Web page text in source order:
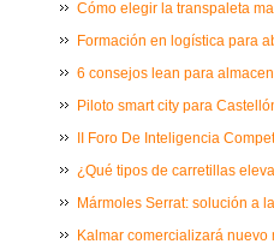
Cómo elegir la transpaleta
Formación en logística para
6 consejos lean para
Piloto smart city para
II Foro De Inteligencia
¿Qué tipos de carretillas
Mármoles Serrat: solución a
Kalmar comercializará